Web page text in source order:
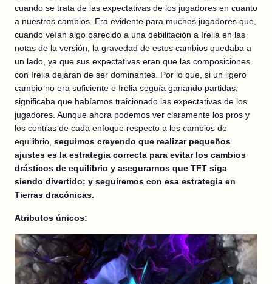
cuando se trata de las expectativas de los jugadores en cuanto
a nuestros cambios. Era evidente para muchos jugadores que,
cuando veían algo parecido a una debilitación a Irelia en las
notas de la versión, la gravedad de estos cambios quedaba a
un lado, ya que sus expectativas eran que las composiciones
con Irelia dejaran de ser dominantes. Por lo que, si un ligero
cambio no era suficiente e Irelia seguía ganando partidas,
significaba que habíamos traicionado las expectativas de los
jugadores. Aunque ahora podemos ver claramente los pros y
los contras de cada enfoque respecto a los cambios de
equilibrio, seguimos creyendo que realizar pequeños
ajustes es la estrategia correcta para evitar los cambios
drásticos de equilibrio y asegurarnos que TFT siga
siendo divertido; y seguiremos con esa estrategia en
Tierras dracónicas.
Atributos únicos: